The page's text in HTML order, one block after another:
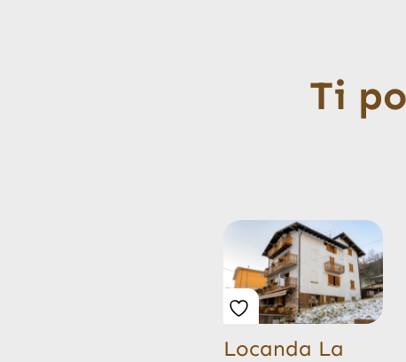
Ti
Locanda La